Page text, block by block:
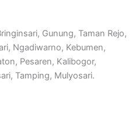
Gunung, Taman Rejo,
Ngadiwarno, Kebumen,
Pesaren, Kalibogor,
Tamping, Mulyosari.